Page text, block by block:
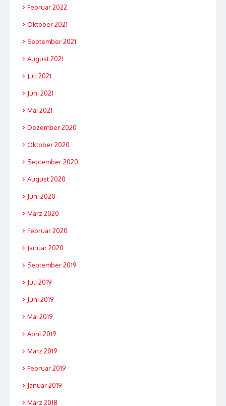
Februar 2022
Oktober 2021
September 2021
August 2021
Juli 2021
Juni 2021
Mai 2021
Dezember 2020
Oktober 2020
September 2020
August 2020
Juni 2020
März 2020
Februar 2020
Januar 2020
September 2019
Juli 2019
Juni 2019
Mai 2019
April 2019
März 2019
Februar 2019
Januar 2019
März 2018